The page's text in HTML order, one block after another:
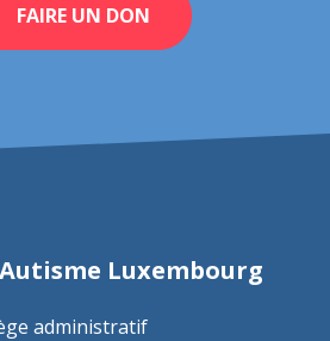
FAIRE UN DON
Luxembourg
administratif